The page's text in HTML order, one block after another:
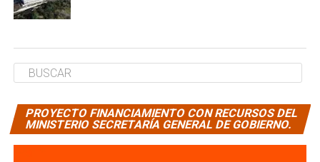
PROYECTO FINANCIAMIENTO CON RECURSOS DEL
MINISTERIO SECRETARÍA GENERAL DE GOBIERNO.